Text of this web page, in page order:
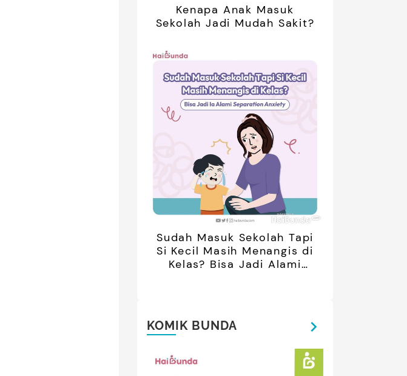
Kenapa Anak Masuk
Sekolah Jadi Mudah Sakit?
Sudah Masuk Sekolah Tapi
Si Kecil Masih Menangis di
Kelas? Bisa Jadi Alami
KOMIK BUNDA